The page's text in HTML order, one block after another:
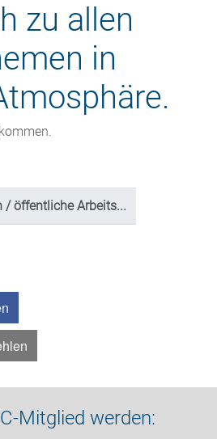
zu allen
in
öffentliche Arbeits...
Mitglied werden: